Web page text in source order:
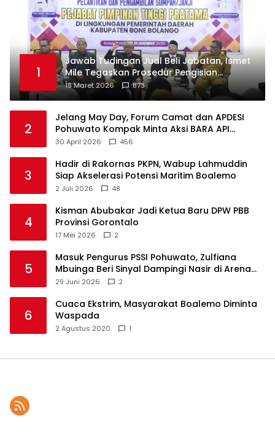
1
Jawab Tudingan Jual Beli Jabatan, Ismet
Mile Tegaskan Prosedur Pengisian
Jabatan
18 Maret 2026 873
2
Jelang May Day, Forum Camat dan APDESI
Pohuwato Kompak Minta Aksi BARA API
Ditunda
30 April 2026 456
3
Hadir di Rakornas PKPN, Wabup Lahmuddin
Siap Akselerasi Potensi Maritim Boalemo
2 Juli 2026 48
4
Kisman Abubakar Jadi Ketua Baru DPW PBB
Provinsi Gorontalo
17 Mei 2026 2
5
Masuk Pengurus PSSI Pohuwato, Zulfiana
Mbuinga Beri Sinyal Dampingi Nasir di Arena
Politik ?
29 Juni 2026 2
6
Cuaca Ekstrim, Masyarakat Boalemo Diminta
Waspada
2 Agustus 2020 1